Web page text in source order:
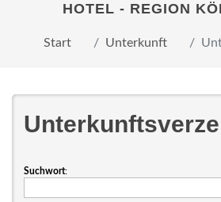
HOTEL - REGION
Start Unterkunft
Suchwort: